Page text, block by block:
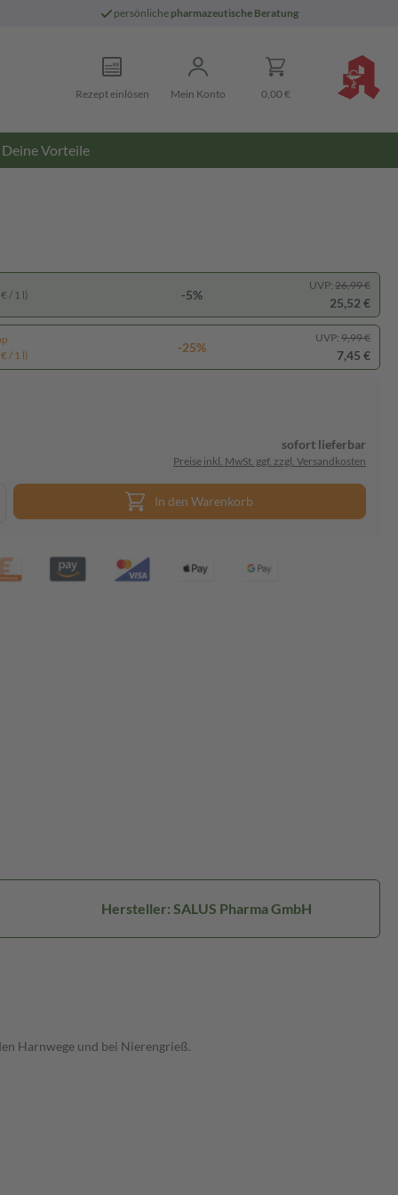
persönliche pharmazeutische Beratung
Rezept einlösen Mein Konto 0,00 €
Deine Vorteile
/ 1 l) -5%
UVP: 26,99 €
25,52 €
/ 1 l)
-25%
UVP: 9,99 €
7,45 €
sofort lieferbar
Preise inkl. MwSt. ggf. zzgl. Versandkosten
In den Warenkorb
Hersteller: SALUS Pharma GmbH
Harnwege und bei Nierengrieß.